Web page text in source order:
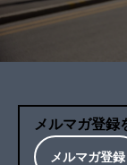
メルマガ登録
メルマガ登録